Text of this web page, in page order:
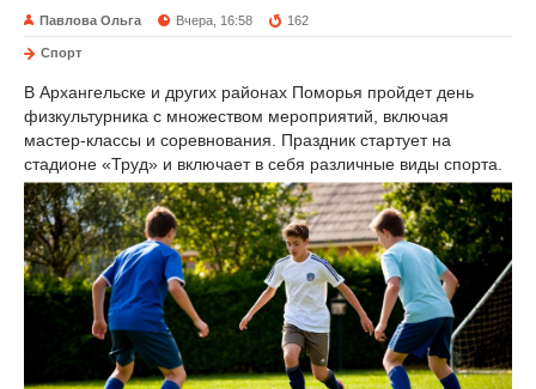
Павлова Ольга Вчера, 16:58 162
Спорт
В Архангельске и других районах Поморья пройдет день
физкультурника с множеством мероприятий, включая
мастер-классы и соревнования. Праздник стартует на
стадионе «Труд» и включает в себя различные виды спорта.